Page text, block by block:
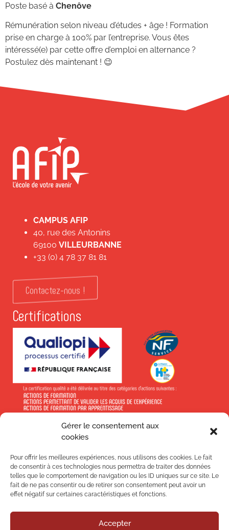
Gérer le consentement aux
cookies
Pour offrir les meilleures expériences, nous utilisons des cookies. Le fait
de consentir à ces technologies nous permettra de traiter des données
telles que le comportement de navigation ou les ID uniques sur ce site. Le
fait de ne pas consentir ou de retirer son consentement peut avoir un
effet négatif sur certaines caractéristiques et fonctions.
Accepter
Poste basé à Chenôve
Rémunération selon niveau d’études + âge ! Formation
prise en charge à 100% par l’entreprise. Vous êtes
intéressé(e) par cette offre d’emploi en alternance ?
Postulez dès maintenant ! 😉
CAMPUS AFIP
40, rue des Antonins
69100 VILLEURBANNE
+33 (0) 4 78 37 81 81
Contactez-nous !
Certifications
En savoir +
Suivez-nous !